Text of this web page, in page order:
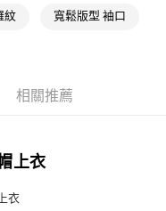
紋 寬鬆版型 袖口
相關推薦
上衣
衣